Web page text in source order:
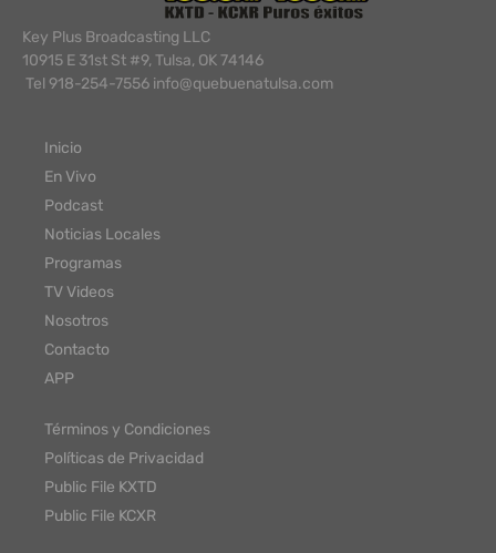
Key Plus Broadcasting LLC
10915 E 31st St #9, Tulsa, OK 74146
Tel 918-254-7556 info@quebuenatulsa.com
Inicio
En Vivo
Podcast
Noticias Locales
Programas
TV Videos
Nosotros
Contacto
APP
Términos y Condiciones
Políticas de Privacidad
Public File KXTD
Public File KCXR